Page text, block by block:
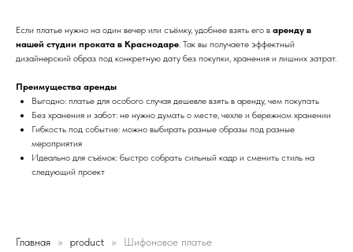
Если платье нужно на один вечер или съёмку, удобнее взять его в аренду в
нашей студии проката в Краснодаре. Так вы получаете эффектный
дизайнерский образ под конкретную дату без покупки, хранения и лишних затрат.
Преимущества аренды
Выгодно: платье для особого случая дешевле взять в аренду, чем покупать
Без хранения и забот: не нужно думать о месте, чехле и бережном хранении
Гибкость под событие: можно выбирать разные образы под разные
мероприятия
Идеально для съёмок: быстро собрать сильный кадр и сменить стиль на
следующий проект
Главная product Шифоновое платье